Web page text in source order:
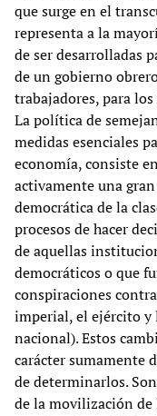
que surge en el
representa a la
de ser desarrolladas
de un gobierno
trabajadores, para
La política de
medidas esenciales
economía, consiste
activamente una
democrática de la
procesos de hacer
de aquellas
democráticos o que
conspiraciones
imperial, el ejército y
nacional). Estos
carácter sumamente
de determinarlos.
de la movilización de